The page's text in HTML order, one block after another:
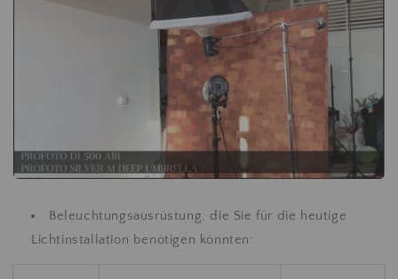
Beleuchtungsausrüstung, die Sie für die heutige
Lichtinstallation benötigen könnten: